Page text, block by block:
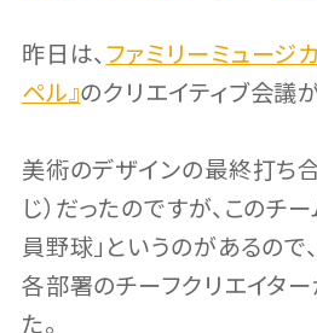
昨日は、ファミリーミュージ
ペル』のクリエイティブ会議
美術のデザインの最終打ち
じ）だったのですが、このチ
員野球」というのがあるので
各部署のチーフクリエイタ
た。